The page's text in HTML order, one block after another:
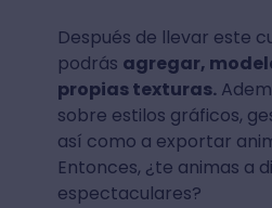
Después de llevar este
podrás agregar,
propias texturas.
sobre estilos gráficos,
así como a exportar
Entonces, ¿te animas a
espectaculares?